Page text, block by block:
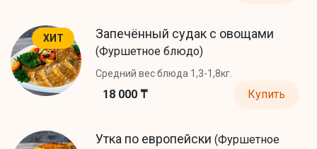
ХИТ Запечённый судак с овощами
(Фуршетное блюдо)
Средний вес блюда 1,3-1,8кг.
18 000 ₸ Купить
Утка по европейски (Фуршетное